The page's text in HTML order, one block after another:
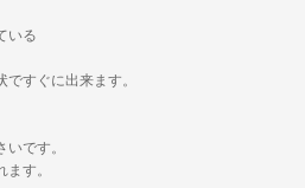
いる
すぐに出来ます。
です。
す。